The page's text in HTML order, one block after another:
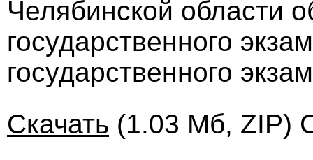
Челябинской области
государственного
государственного
Скачать (1.03 Мб, ZIP)